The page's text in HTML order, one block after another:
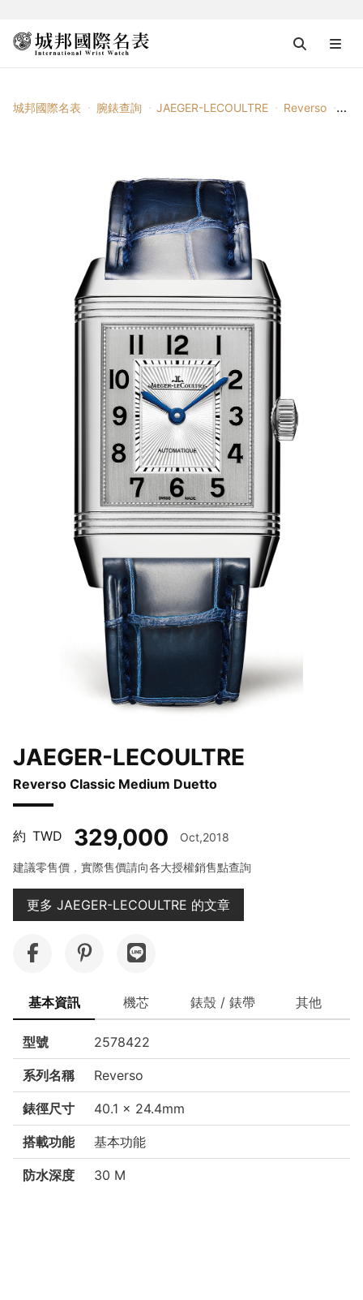
城邦國際名表 腕錶查詢 JAEGER-LECOULTRE Reverso
JAEGER-LECOULTRE
Reverso Classic Medium Duetto
約 TWD 329,000 Oct,2018
建議零售價，實際售價請向各大授權銷售點查詢
更多 JAEGER-LECOULTRE 的文章
基本資訊 機芯 錶殼 / 錶帶 其他
型號 2578422
系列名稱 Reverso
錶徑尺寸 40.1 x 24.4mm
搭載功能 基本功能
防水深度 30 M